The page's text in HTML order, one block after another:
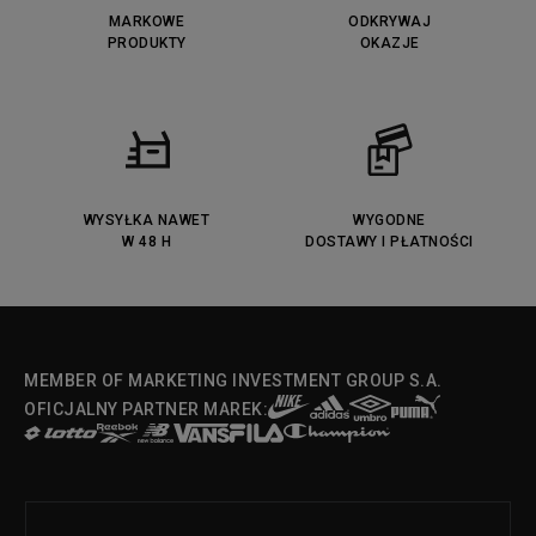
MARKOWE
PRODUKTY
ODKRYWAJ
OKAZJE
WYSYŁKA NAWET
W 48 H
WYGODNE
DOSTAWY I PŁATNOŚCI
MEMBER OF MARKETING INVESTMENT GROUP S.A.
OFICJALNY PARTNER MAREK: